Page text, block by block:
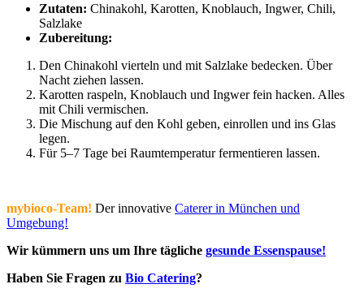
Zutaten: Chinakohl, Karotten, Knoblauch, Ingwer, Chili,
Salzlake
Zubereitung:
Den Chinakohl vierteln und mit Salzlake bedecken. Über
Nacht ziehen lassen.
Karotten raspeln, Knoblauch und Ingwer fein hacken. Alles
mit Chili vermischen.
Die Mischung auf den Kohl geben, einrollen und ins Glas
legen.
Für 5–7 Tage bei Raumtemperatur fermentieren lassen.
mybioco-Team! Der innovative Caterer in München und
Umgebung!
Wir kümmern uns um Ihre tägliche gesunde Essenspause!
Haben Sie Fragen zu Bio Catering?